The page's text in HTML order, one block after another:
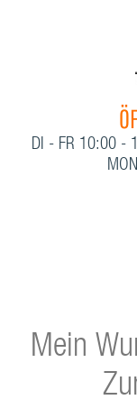
DI - FR 10:00 -
Mein